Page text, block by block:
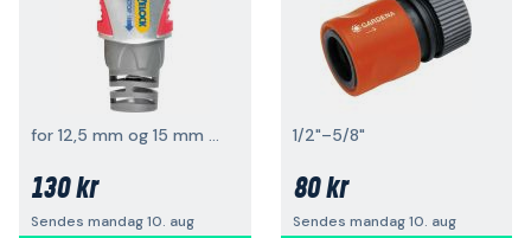
for 12,5 mm og 15 mm slange
130 kr
Sendes mandag 10. aug
1/2"–5/8"
80 kr
Sendes mandag 10. aug